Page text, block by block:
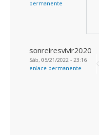
permanente
sonreiresvivir2020
Sáb, 05/21/2022 - 23:16
enlace permanente